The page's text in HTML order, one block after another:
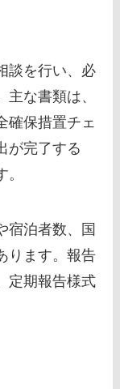
談を行い、必
な書類は、
確保措置チェ
が完了する
宿泊者数、国
ります。報告
定期報告様式